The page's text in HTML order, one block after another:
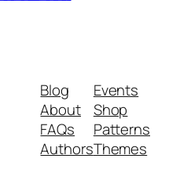
Blog
About
FAQs
Authors
Events
Shop
Patterns
Themes